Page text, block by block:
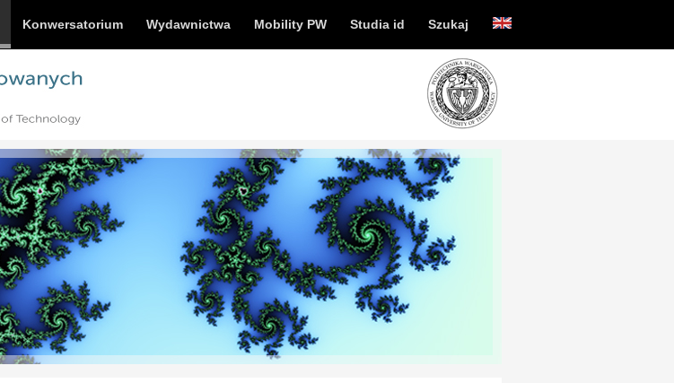
Konwersatorium Wydawnictwa Mobility PW Studia id Szukaj